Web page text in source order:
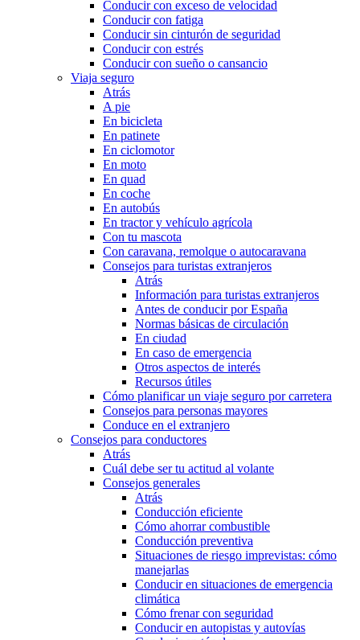
Conducir con exceso de velocidad
Conducir con fatiga
Conducir sin cinturón de seguridad
Conducir con estrés
Conducir con sueño o cansancio
Viaja seguro
Atrás
A pie
En bicicleta
En patinete
En ciclomotor
En moto
En quad
En coche
En autobús
En tractor y vehículo agrícola
Con tu mascota
Con caravana, remolque o autocaravana
Consejos para turistas extranjeros
Atrás
Información para turistas extranjeros
Antes de conducir por España
Normas básicas de circulación
En ciudad
En caso de emergencia
Otros aspectos de interés
Recursos útiles
Cómo planificar un viaje seguro por carretera
Consejos para personas mayores
Conduce en el extranjero
Consejos para conductores
Atrás
Cuál debe ser tu actitud al volante
Consejos generales
Atrás
Conducción eficiente
Cómo ahorrar combustible
Conducción preventiva
Situaciones de riesgo imprevistas: cómo
manejarlas
Conducir en situaciones de emergencia
climática
Cómo frenar con seguridad
Conducir en autopistas y autovías